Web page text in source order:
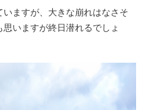
ますが、大きな崩れはなさそ
いますが終日潜れるでしょ